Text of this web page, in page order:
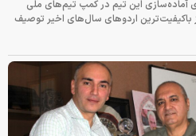
آماده‌سازی این تیم در کمپ تیم‌های ملی
اردوهای سال‌های اخیر توصیف